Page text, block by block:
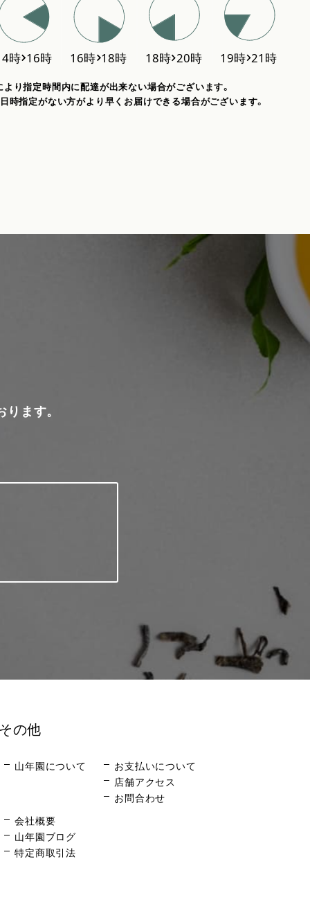
り指定時間内に配達が出来ない場合がございます。
時指定がない方がより早くお届けできる場合がございます。
ます。
の他
山年園について
お支払いについて
店舗アクセス
お問合わせ
会社概要
山年園ブログ
特定商取引法